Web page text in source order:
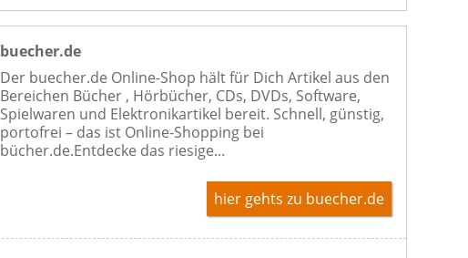
buecher.de
Der buecher.de Online-Shop hält für Dich Artikel aus den
Bereichen Bücher , Hörbücher, CDs, DVDs, Software,
Spielwaren und Elektronikartikel bereit. Schnell, günstig,
portofrei – das ist Online-Shopping bei
bücher.de.Entdecke das riesige...
hier gehts zu buecher.de